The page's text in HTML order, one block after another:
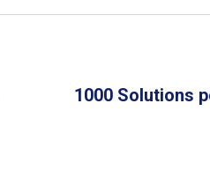
1000 Solutions